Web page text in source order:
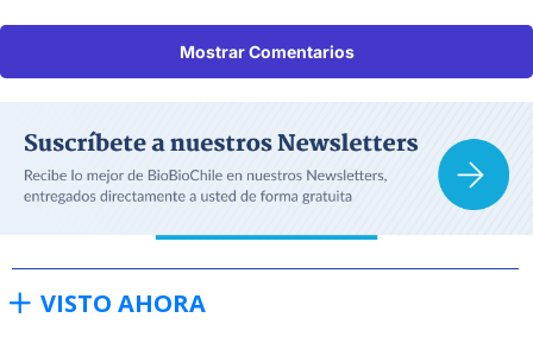
Mostrar Comentarios
VISTO AHORA